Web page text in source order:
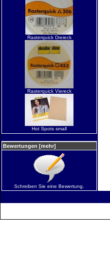
Rasterquick Dreieck
Rasterquick Viereck
Hot Spots small
Bewertungen [mehr]
Schreiben Sie eine Bewertung.